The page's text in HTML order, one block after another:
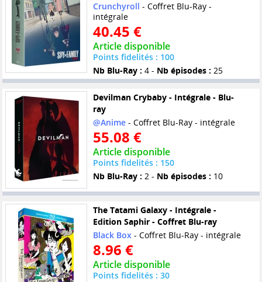
Crunchyroll - Coffret Blu-Ray -
intégrale
40.45 €
Article disponible
Points fidelités : 100
Nb Blu-Ray : 4 - Nb épisodes : 25
Devilman Crybaby - Intégrale - Blu-
ray
@Anime- Coffret Blu-Ray - intégrale
55.08 €
Article disponible
Points fidelités : 150
Nb Blu-Ray : 2 - Nb épisodes : 10
The Tatami Galaxy - Intégrale -
Edition Saphir - Coffret Blu-ray
Black Box- Coffret Blu-Ray - intégrale
8.96 €
Article disponible
Points fidelités : 30